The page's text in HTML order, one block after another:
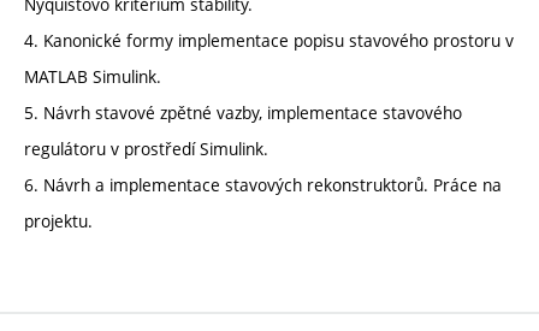
4. Kanonické formy implementace popisu stavového prostoru v
MATLAB Simulink.
5. Návrh stavové zpětné vazby, implementace stavového
regulátoru v prostředí Simulink.
6. Návrh a implementace stavových rekonstruktorů. Práce na
projektu.